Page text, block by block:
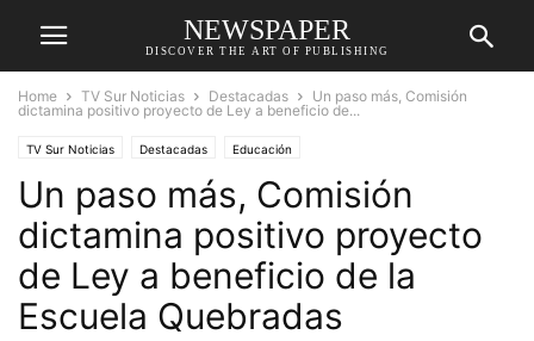
NEWSPAPER
DISCOVER THE ART OF PUBLISHING
Home TV Sur Noticias Destacadas
Un paso más, Comisión
dictamina positivo proyecto de Ley a beneficio de...
TV Sur Noticias Destacadas Educación
Un paso más, Comisión
dictamina positivo proyecto
de Ley a beneficio de la
Escuela Quebradas